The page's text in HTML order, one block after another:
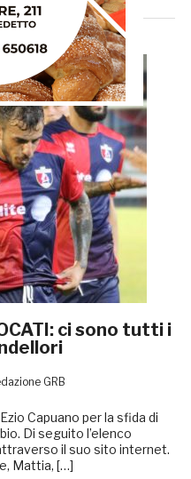
ci sono tutti i
GRB
Capuano per la sfida di
Di seguito l’elenco
il suo sito internet.
Mattia, […]